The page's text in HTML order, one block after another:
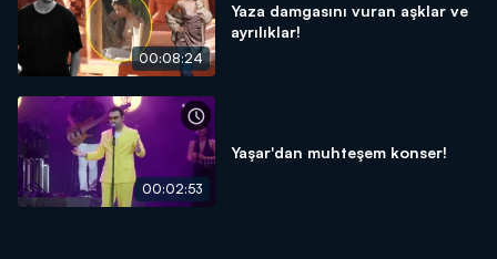
00:08:24
Yaza damgasını vuran aşklar ve
ayrılıklar!
00:02:53
Yaşar'dan muhteşem konser!